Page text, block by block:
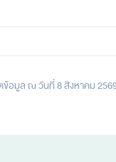
ข้อมูล ณ วันที่ 8 สิงหาคม